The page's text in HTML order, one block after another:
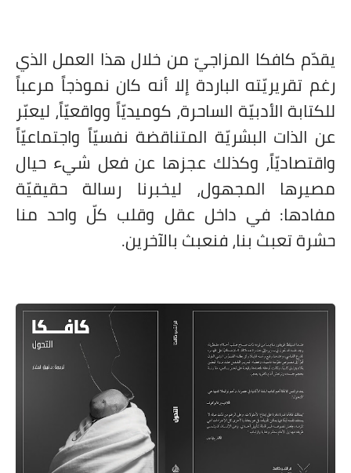
يقدّم كافكا المزاجيّ من خلال هذا العمل الذي
رغم تقريريّته الباردة إلا أنه كان نموذجاً مرعباً
للكتابة الأدبيّة الساحرة، كوميديّاً وواقعيّاً، ليعبّر
عن الذات البشريّة المتناقضة نفسيّاً واجتماعيّاً
واقتصاديّاً، وكذلك عجزها عن فعل شيء حيال
مصيرها المجهول، ليخبرنا رسالة حقيقيّة
مفادها: في داخل عقل وقلب كلّ واحد منا
حشرة تعبث بنا، فنعبث بالآخرين.